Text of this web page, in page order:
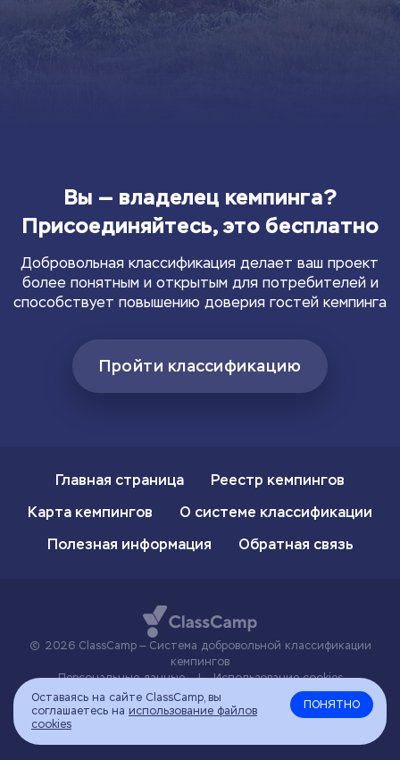
Вы — владелец кемпинга?
Присоединяйтесь, это бесплатно
Добровольная классификация делает ваш проект
более понятным и открытым для потребителей и
способствует повышению доверия гостей кемпинга
Пройти классификацию
Главная страница
Реестр кемпингов
Карта кемпингов
О системе классификации
Полезная информация
Обратная связь
2026 ClassCamp — Система добровольной классификации
кемпингов
Персональные данные
| Использование cookies
Оставаясь на сайте ClassCamp, вы
соглашаетесь на использование файлов
cookies
ПОНЯТНО